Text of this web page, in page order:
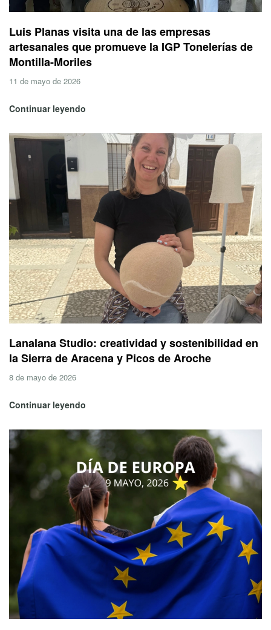
Luis Planas visita una de las empresas
artesanales que promueve la IGP Tonelerías de
Montilla-Moriles
11 de mayo de 2026
Continuar leyendo
Lanalana Studio: creatividad y sostenibilidad en
la Sierra de Aracena y Picos de Aroche
8 de mayo de 2026
Continuar leyendo